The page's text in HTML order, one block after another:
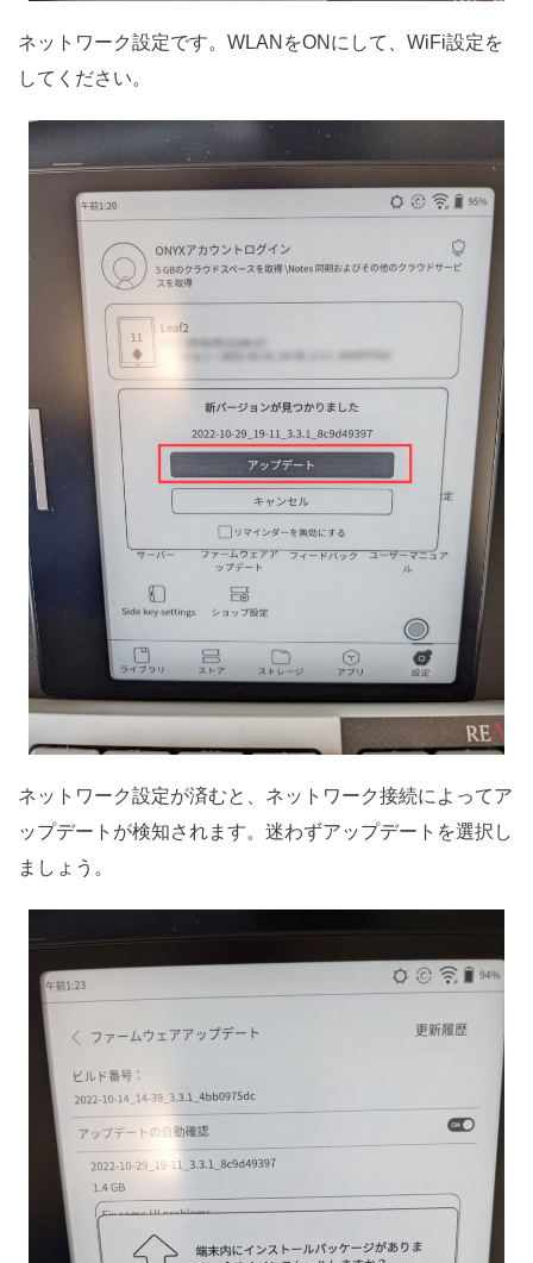
ネットワーク設定です。WLANをONにして、WiFi設定を
してください。
ネットワーク設定が済むと、ネットワーク接続によってア
ップデートが検知されます。迷わずアップデートを選択し
ましょう。